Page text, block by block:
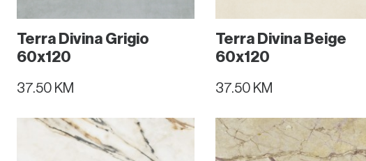
Terra Divina Grigio
60x120
37.50 KM
Terra Divina Beige
60x120
37.50 KM